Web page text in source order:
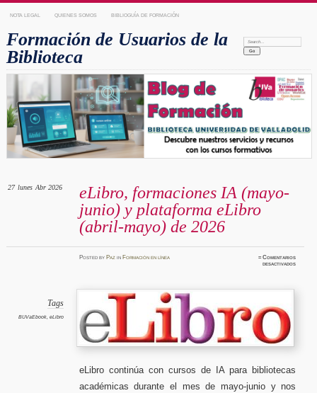
NOTA LEGAL QUIENES SOMOS BIBLIOGUÍA DE FORMACIÓN
Formación de Usuarios de la
Biblioteca
Search:
eLibro, formaciones IA (mayo-
junio) y plataforma eLibro
(abril-mayo) de 2026
27 lunes Abr 2026
PostedbyPaz inFormación en línea ≈Comentarios
desactivadosen
Tags
BUVaEbook, eLibro
eLibro continúa con cursos de IA para bibliotecas
académicas durante el mes de mayo-junio y nos